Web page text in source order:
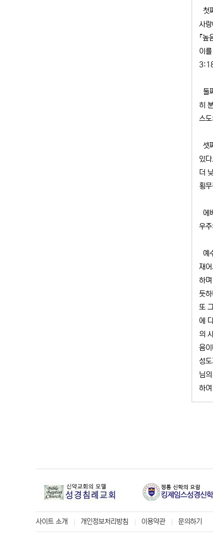
첫
사
『
이
둘
히
스
셋
있
더
횡
에
우
예
재
하
듯
또
에
의
음
성
님
하
사이트 소개 개인정보처리방침 이용약관 문의하기